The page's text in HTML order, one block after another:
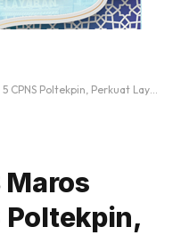
Perkuat Layanan dan Pembinaan
Maros
Poltekpin,